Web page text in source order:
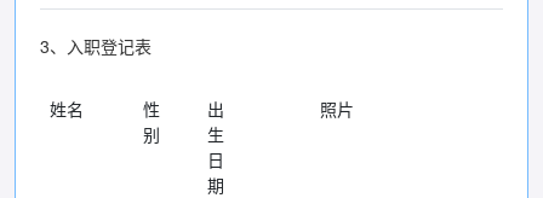
3、入职登记表
姓名
性
别
出
生
日
期
照片